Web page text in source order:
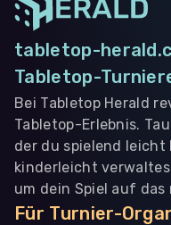
tabletop-
Tabletop-
Bei Tabletop Herald
Tabletop-Erlebnis.
der du spielend
kinderleicht
um dein Spiel auf
Für Turnier-